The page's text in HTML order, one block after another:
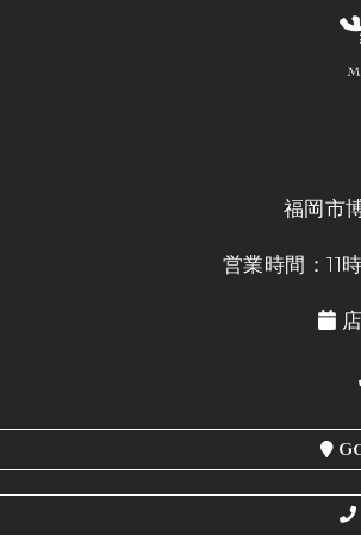
福岡市
営業時間：11